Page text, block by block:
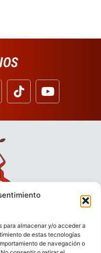
almacenar y/o acceder a
de estas tecnologías
de navegación o